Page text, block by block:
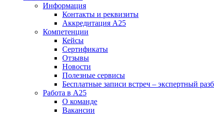
Информация
Контакты и реквизиты
Аккредитация А25
Компетенции
Кейсы
Сертификаты
Отзывы
Новости
Полезные сервисы
Бесплатные записи встреч – экспертный
Работа в А25
О команде
Вакансии